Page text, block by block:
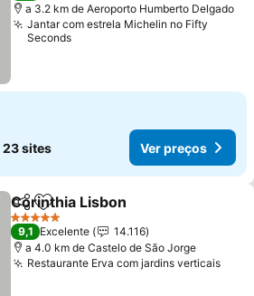
a 3.2 km de Aeroporto Humberto Delgado
Jantar com estrela Michelin no Fifty
Seconds
23 sites Ver preços
PartilharAdicionar aos favoritos
Corinthia Lisbon
5 Estrelas
9,1 Excelente
14.116
a 4.0 km de Castelo de São Jorge
Restaurante Erva com jardins verticais